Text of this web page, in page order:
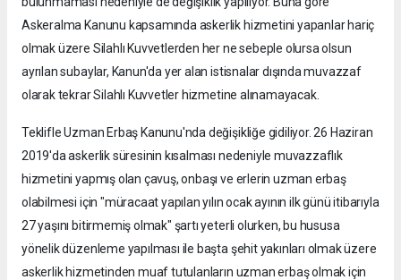
Askeralma Kanunu kapsamında askerlik hizmetini yapanlar hariç
olmak üzere Silahlı Kuvvetlerden her ne sebeple olursa olsun
ayrılan subaylar, Kanun'da yer alan istisnalar dışında muvazzaf
olarak tekrar Silahlı Kuvvetler hizmetine alınamayacak.
Teklifle Uzman Erbaş Kanunu'nda değişikliğe gidiliyor. 26 Haziran
2019'da askerlik süresinin kısalması nedeniyle muvazzaflık
hizmetini yapmış olan çavuş, onbaşı ve erlerin uzman erbaş
olabilmesi için "müracaat yapılan yılın ocak ayının ilk günü itibarıyla
27 yaşını bitirmemiş olmak" şartı yeterli olurken, bu hususa
yönelik düzenleme yapılması ile başta şehit yakınları olmak üzere
askerlik hizmetinden muaf tutulanların uzman erbaş olmak için